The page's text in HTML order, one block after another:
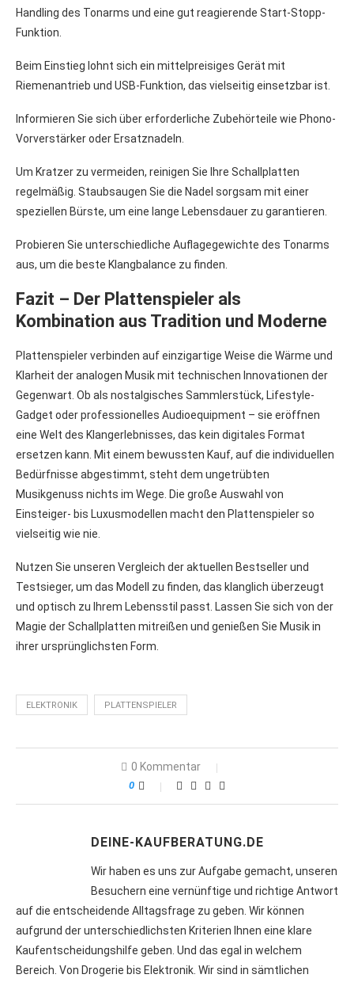
Handling des Tonarms und eine gut reagierende Start-Stopp-
Funktion.
Beim Einstieg lohnt sich ein mittelpreisiges Gerät mit
Riemenantrieb und USB-Funktion, das vielseitig einsetzbar ist.
Informieren Sie sich über erforderliche Zubehörteile wie Phono-
Vorverstärker oder Ersatznadeln.
Um Kratzer zu vermeiden, reinigen Sie Ihre Schallplatten
regelmäßig. Staubsaugen Sie die Nadel sorgsam mit einer
speziellen Bürste, um eine lange Lebensdauer zu garantieren.
Probieren Sie unterschiedliche Auflagegewichte des Tonarms
aus, um die beste Klangbalance zu finden.
Fazit – Der Plattenspieler als
Kombination aus Tradition und Moderne
Plattenspieler verbinden auf einzigartige Weise die Wärme und
Klarheit der analogen Musik mit technischen Innovationen der
Gegenwart. Ob als nostalgisches Sammlerstück, Lifestyle-
Gadget oder professionelles Audioequipment – sie eröffnen
eine Welt des Klangerlebnisses, das kein digitales Format
ersetzen kann. Mit einem bewussten Kauf, auf die individuellen
Bedürfnisse abgestimmt, steht dem ungetrübten
Musikgenuss nichts im Wege. Die große Auswahl von
Einsteiger- bis Luxusmodellen macht den Plattenspieler so
vielseitig wie nie.
Nutzen Sie unseren Vergleich der aktuellen Bestseller und
Testsieger, um das Modell zu finden, das klanglich überzeugt
und optisch zu Ihrem Lebensstil passt. Lassen Sie sich von der
Magie der Schallplatten mitreißen und genießen Sie Musik in
ihrer ursprünglichsten Form.
ELEKTRONIK PLATTENSPIELER
0 Kommentar
0
DEINE-KAUFBERATUNG.DE
Wir haben es uns zur Aufgabe gemacht, unseren
Besuchern eine vernünftige und richtige Antwort
auf die entscheidende Alltagsfrage zu geben. Wir können
aufgrund der unterschiedlichsten Kriterien Ihnen eine klare
Kaufentscheidungshilfe geben. Und das egal in welchem
Bereich. Von Drogerie bis Elektronik. Wir sind in sämtlichen